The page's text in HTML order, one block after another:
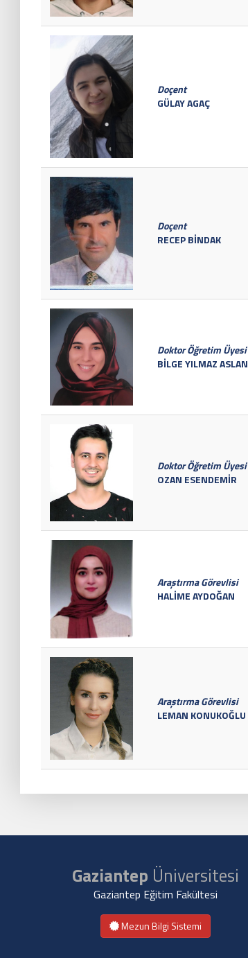
Doçent
GÜLAY AGAÇ
Doçent
RECEP BİNDAK
Doktor Öğretim Üyesi
BİLGE YILMAZ ASLAN
Doktor Öğretim Üyesi
OZAN ESENDEMİR
Araştırma Görevlisi
HALİME AYDOĞAN
Araştırma Görevlisi
LEMAN KONUKOĞLU
Gaziantep Üniversitesi
Gaziantep Eğitim Fakültesi
Mezun Bilgi Sistemi